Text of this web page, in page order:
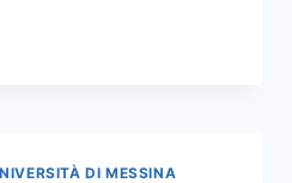
DI MESSINA